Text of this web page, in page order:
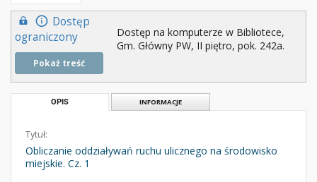
Dostęp
ograniczony
Pokaż treść
Dostęp na komputerze w Bibliotece,
Gm. Główny PW, II piętro, pok. 242a.
OPIS INFORMACJE
Tytuł:
Obliczanie oddziaływań ruchu ulicznego na środowisko
miejskie. Cz. 1